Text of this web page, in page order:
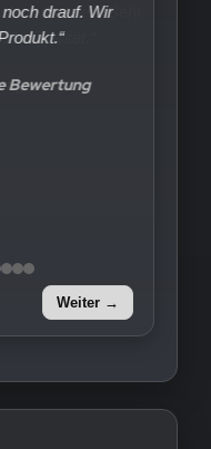
drauf. Wir
Bewertung
Weiter →